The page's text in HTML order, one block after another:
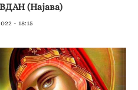
(Најава)
- 18:15